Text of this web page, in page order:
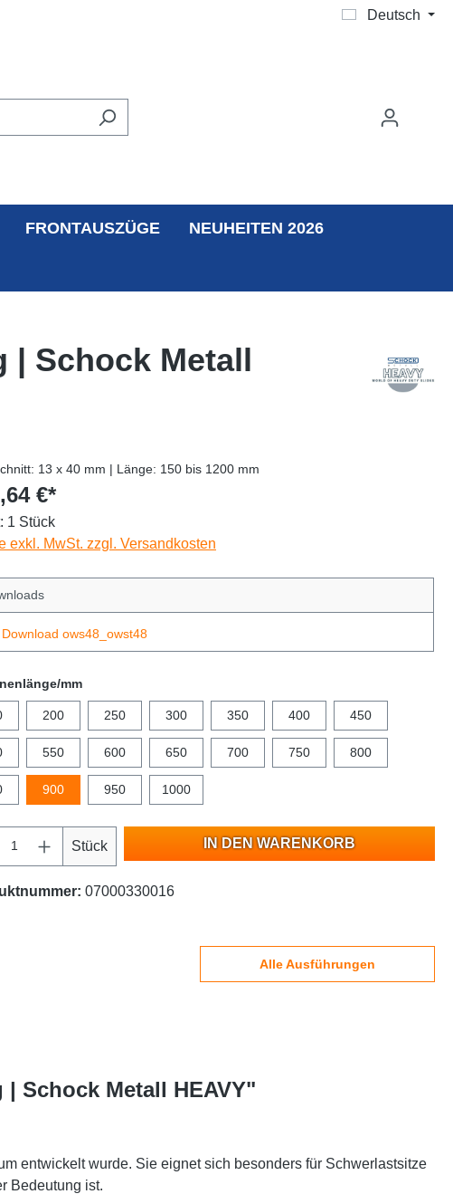
Deutsch
FRONTAUSZÜGE NEUHEITEN 2026
| Schock Metall
13 x 40 mm | Länge: 150 bis 1200 mm
€*
1 Stück
exkl. MwSt. zzgl. Versandkosten
Download ows48_owst48
mm
200 250 300 350 400 450
550 600 650 700 750 800
900 950 1000
Stück IN DEN WARENKORB
07000330016
Alle Ausführungen
Schock Metall HEAVY"
entwickelt wurde. Sie eignet sich besonders für Schwerlastsitze
Bedeutung ist.